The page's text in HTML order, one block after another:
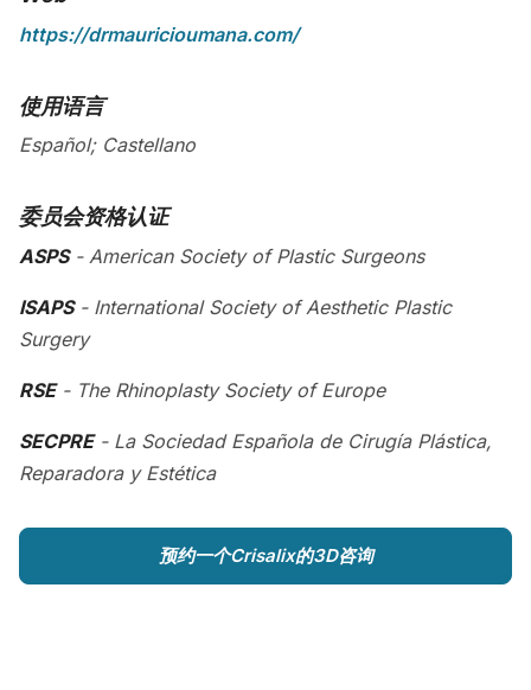
https://drmauricioumana.com/
使用语言
Español; Castellano
委员会资格认证
ASPS- American Society of Plastic Surgeons
ISAPS- International Society of Aesthetic Plastic
Surgery
RSE- The Rhinoplasty Society of Europe
SECPRE- La Sociedad Española de Cirugía Plástica,
Reparadora y Estética
预约一个Crisalix的3D咨询